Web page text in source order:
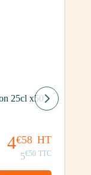
25cl x50
4€58 HT
5€50 TTC